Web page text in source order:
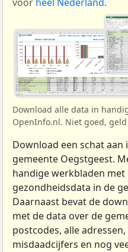
voor heel Nederland.
Download alle data in
OpenInfo.nl. Niet goed,
Download een schat
gemeente Oegstgeest.
handige werkbladen met
gezondheidsdata in de
Daarnaast bevat de
met de data over de
postcodes, alle
misdaadcijfers en nog